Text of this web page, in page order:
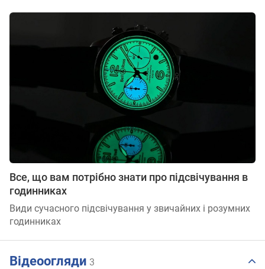
Все, що вам потрібно знати про підсвічування в
годинниках
Види сучасного підсвічування у звичайних і розумних
годинниках
Відеоогляди 3